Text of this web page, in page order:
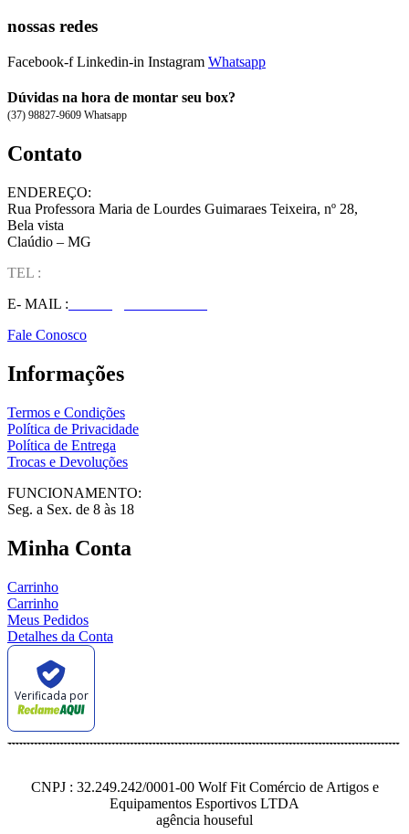
nossas redes
Facebook-f Linkedin-in Instagram Whatsapp
Dúvidas na hora de montar seu box?
(37) 98827-9609 Whatsapp
Contato
ENDEREÇO:
Rua Professora Maria de Lourdes Guimaraes Teixeira, nº 28,
Bela vista
Claúdio – MG
TEL :
E- MAIL :
Fale Conosco
Informações
Termos e Condições
Política de Privacidade
Política de Entrega
Trocas e Devoluções
FUNCIONAMENTO:
Seg. a Sex. de 8 às 18
Minha Conta
Carrinho
Carrinho
Meus Pedidos
Detalhes da Conta
Verificada por
CNPJ : 32.249.242/0001-00 Wolf Fit Comércio de Artigos e
Equipamentos Esportivos LTDA
agência houseful